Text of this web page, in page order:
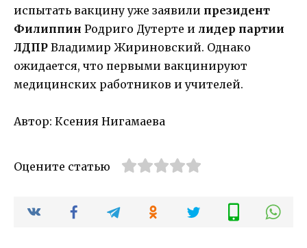
испытать вакцину уже заявили президент
Филиппин Родриго Дутерте и лидер партии
ЛДПР Владимир Жириновский. Однако
ожидается, что первыми вакцинируют
медицинских работников и учителей.
Автор: Ксения Нигамаева
Оцените статью